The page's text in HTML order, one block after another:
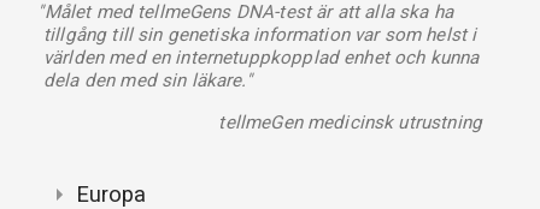
"Målet med tellmeGens DNA-test är att alla ska ha
tillgång till sin genetiska information var som helst i
världen med en internetuppkopplad enhet och kunna
dela den med sin läkare."
tellmeGen medicinsk utrustning
Europa